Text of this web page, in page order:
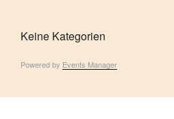
Keine Kategorien
Powered by Events Manager